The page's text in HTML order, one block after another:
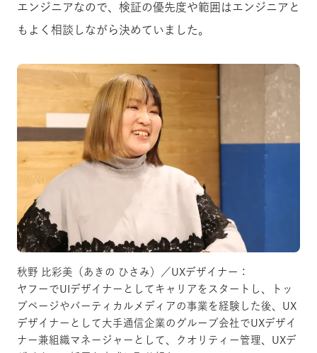
エンジニアなので、検証の優先度や範囲はエンジニアと
もよく相談しながら決めていました。
秋野 比彩美（あきの ひさみ）／UXデザイナー：
ヤフーでUIデザイナーとしてキャリアをスタートし、トッ
プページやバーティカルメディアの事業を経験した後、UX
デザイナーとして大手通信企業のグループ会社でUXデザイ
ナー兼組織マネージャーとして、クオリティー管理、UXデ